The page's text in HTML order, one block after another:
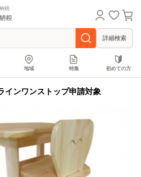
税
詳細検索
地域 特集 初めての方
インワンストップ申請対象